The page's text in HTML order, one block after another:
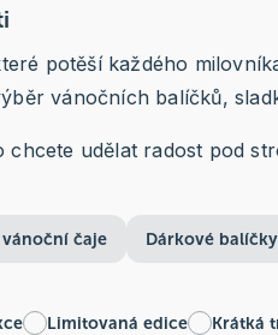
potěší každého
vánočních balíčků,
udělat radost pod
čaje Dárkové
Limitovaná edice Krátká